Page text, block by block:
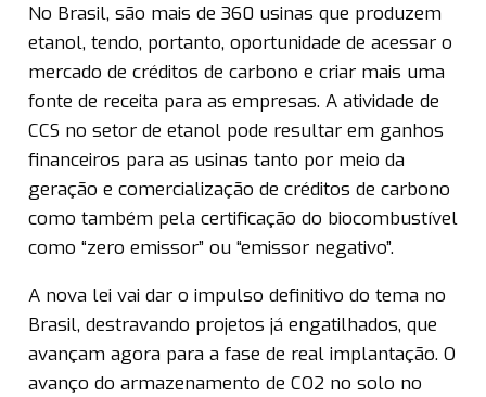
No Brasil, são mais de 360 usinas que produzem
etanol, tendo, portanto, oportunidade de acessar o
mercado de créditos de carbono e criar mais uma
fonte de receita para as empresas. A atividade de
CCS no setor de etanol pode resultar em ganhos
financeiros para as usinas tanto por meio da
geração e comercialização de créditos de carbono
como também pela certificação do biocombustível
como “zero emissor” ou “emissor negativo”.
A nova lei vai dar o impulso definitivo do tema no
Brasil, destravando projetos já engatilhados, que
avançam agora para a fase de real implantação. O
avanço do armazenamento de CO2 no solo no